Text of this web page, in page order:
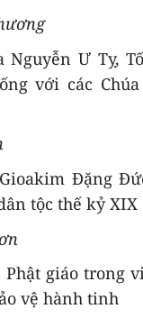
Nguyễn Ư Tỵ,
với các
Đặng
tộc thế kỷ XIX
Phật giáo trong
vệ hành tinh